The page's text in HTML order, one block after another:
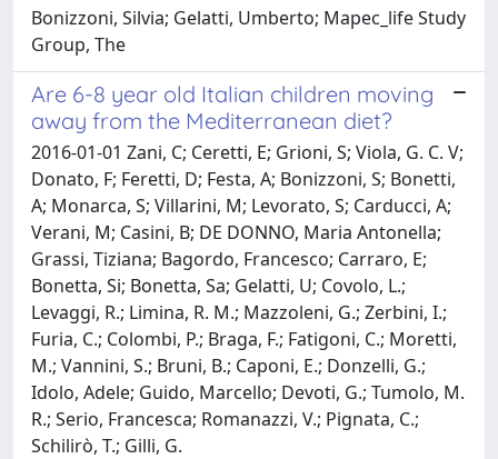
Bonizzoni, Silvia; Gelatti, Umberto; Mapec_life Study
Group, The
Are 6-8 year old Italian children moving
away from the Mediterranean diet?
2016-01-01 Zani, C; Ceretti, E; Grioni, S; Viola, G. C. V;
Donato, F; Feretti, D; Festa, A; Bonizzoni, S; Bonetti,
A; Monarca, S; Villarini, M; Levorato, S; Carducci, A;
Verani, M; Casini, B; DE DONNO, Maria Antonella;
Grassi, Tiziana; Bagordo, Francesco; Carraro, E;
Bonetta, Si; Bonetta, Sa; Gelatti, U; Covolo, L.;
Levaggi, R.; Limina, R. M.; Mazzoleni, G.; Zerbini, I.;
Furia, C.; Colombi, P.; Braga, F.; Fatigoni, C.; Moretti,
M.; Vannini, S.; Bruni, B.; Caponi, E.; Donzelli, G.;
Idolo, Adele; Guido, Marcello; Devoti, G.; Tumolo, M.
R.; Serio, Francesca; Romanazzi, V.; Pignata, C.;
Schilirò, T.; Gilli, G.